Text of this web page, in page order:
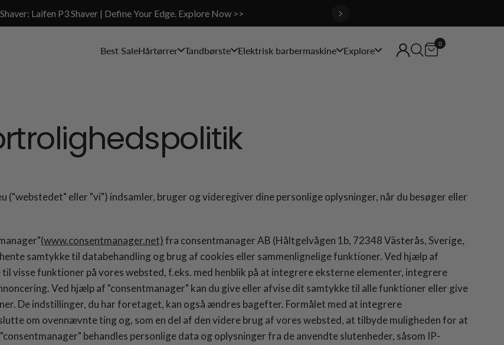
Laifen P3 Shaver | Define Your Edge. Explore Now >>
Best SaleHårtørrer Tandbørste Elektrisk barbermaskine Explore
0
eller "vi") indsamler, bruger og videregiver dine personlige oplysninger, når du besøger eller
(www.consentmanager.net)fra consentmanager AB (Håltgelvågen 1b, 72348 Västerås, Sverige,
samtykke til databehandling og brug af cookies eller sammenlignelige funktioner. Ved hjælp af
visse funktioner på vores websted, f.eks. med henblik på at integrere eksterne elementer, integrere
Ved hjælp af "consentmanager" kan du give eller afvise dit samtykke til alle funktioner eller give
De indstillinger, du har foretaget, kan også ændres bagefter. Formålet med at integrere
om ovennævnte ting og, som en del af den videre brug af vores websted, at tilbyde muligheden for at
behandles personlige data og oplysninger fra de anvendte slutenheder, såsom IP-